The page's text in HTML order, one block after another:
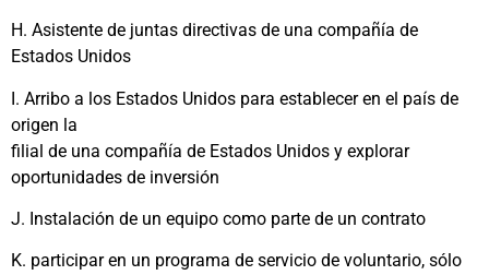
H. Asistente de juntas directivas de una compañía de
Estados Unidos
I. Arribo a los Estados Unidos para establecer en el país de
origen la
filial de una compañía de Estados Unidos y explorar
oportunidades de inversión
J. Instalación de un equipo como parte de un contrato
K. participar en un programa de servicio de voluntario, sólo